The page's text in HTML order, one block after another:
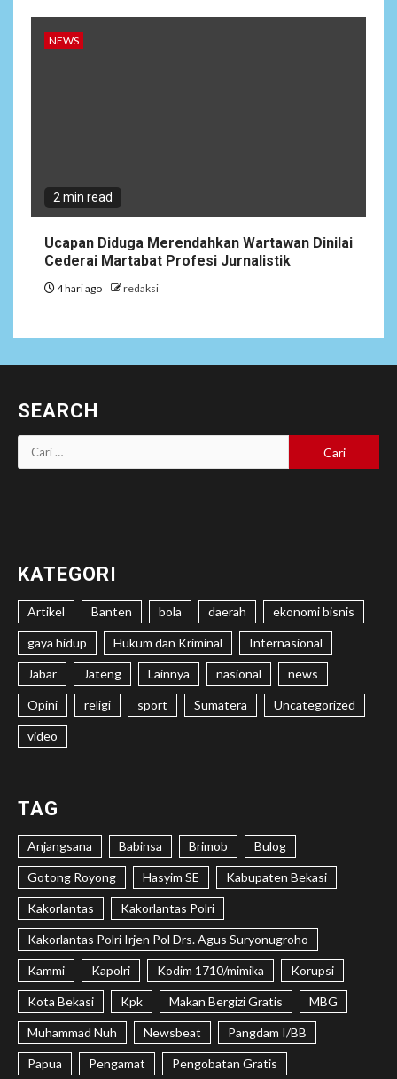
NEWS
2 min read
Ucapan Diduga Merendahkan Wartawan Dinilai
Cederai Martabat Profesi Jurnalistik
4 hari ago redaksi
SEARCH
Cari
untuk:
KATEGORI
Artikel Banten bola daerah ekonomi bisnis
gaya hidup Hukum dan Kriminal Internasional
Jabar Jateng Lainnya nasional news
Opini religi sport Sumatera Uncategorized
video
TAG
Anjangsana Babinsa Brimob Bulog
Gotong Royong Hasyim SE Kabupaten Bekasi
Kakorlantas Kakorlantas Polri
Kakorlantas Polri Irjen Pol Drs. Agus Suryonugroho
Kammi Kapolri Kodim 1710/mimika Korupsi
Kota Bekasi Kpk Makan Bergizi Gratis MBG
Muhammad Nuh Newsbeat Pangdam I/BB
Papua Pengamat Pengobatan Gratis